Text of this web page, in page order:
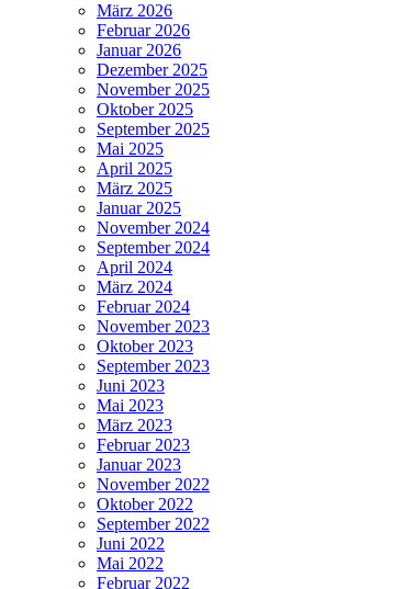
März 2026
Februar 2026
Januar 2026
Dezember 2025
November 2025
Oktober 2025
September 2025
Mai 2025
April 2025
März 2025
Januar 2025
November 2024
September 2024
April 2024
März 2024
Februar 2024
November 2023
Oktober 2023
September 2023
Juni 2023
Mai 2023
März 2023
Februar 2023
Januar 2023
November 2022
Oktober 2022
September 2022
Juni 2022
Mai 2022
Februar 2022